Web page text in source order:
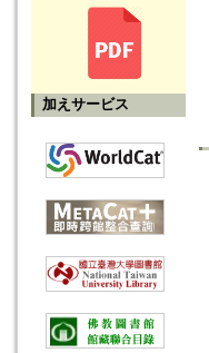
加えサービス